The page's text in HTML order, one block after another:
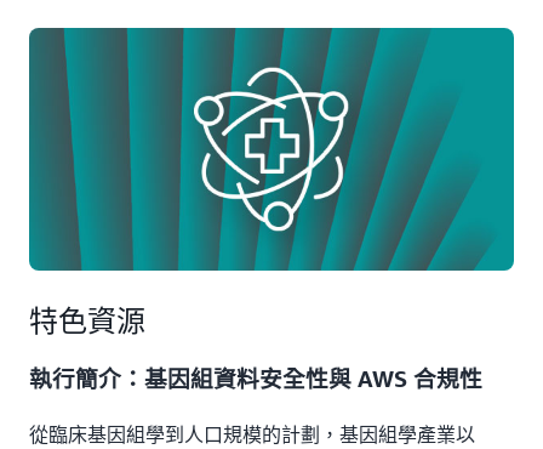
特色資源
執行簡介：基因組資料安全性與 AWS 合規性
從臨床基因組學到人口規模的計劃，基因組學產業以